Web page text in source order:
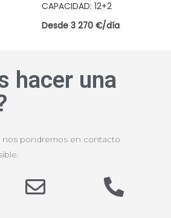
CAPACIDAD: 12+2
Desde 3 270 €/día
hacer una
nos pondremos en contacto